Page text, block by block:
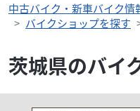
中古バイク・新車バイク情
バイクショップを探す
茨城県のバイ